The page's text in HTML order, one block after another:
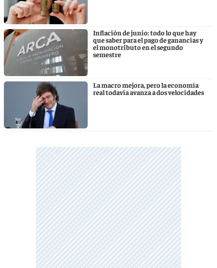
Inflación de junio: todo lo que hay
que saber para el pago de ganancias y
el monotributo en el segundo
semestre
La macro mejora, pero la economía
real todavía avanza a dos velocidades